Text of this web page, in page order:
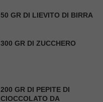
50 GR DI LIEVITO DI BIRRA
300 GR DI ZUCCHERO
200 GR DI PEPITE DI
CIOCCOLATO DA